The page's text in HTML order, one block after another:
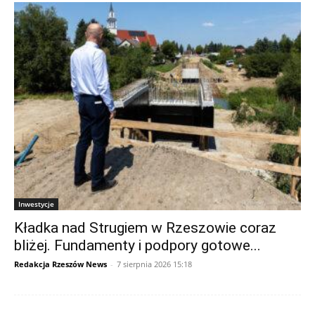
Inwestycje
Kładka nad Strugiem w Rzeszowie coraz
bliżej. Fundamenty i podpory gotowe...
Redakcja Rzeszów News - 7 sierpnia 2026 15:18